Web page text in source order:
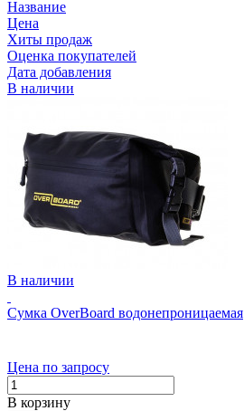
Название
Цена
Хиты продаж
Оценка покупателей
Дата добавления
В наличии
В наличии
Cумка OverBoard водонепроницаемая
Цена по запросу
В корзину